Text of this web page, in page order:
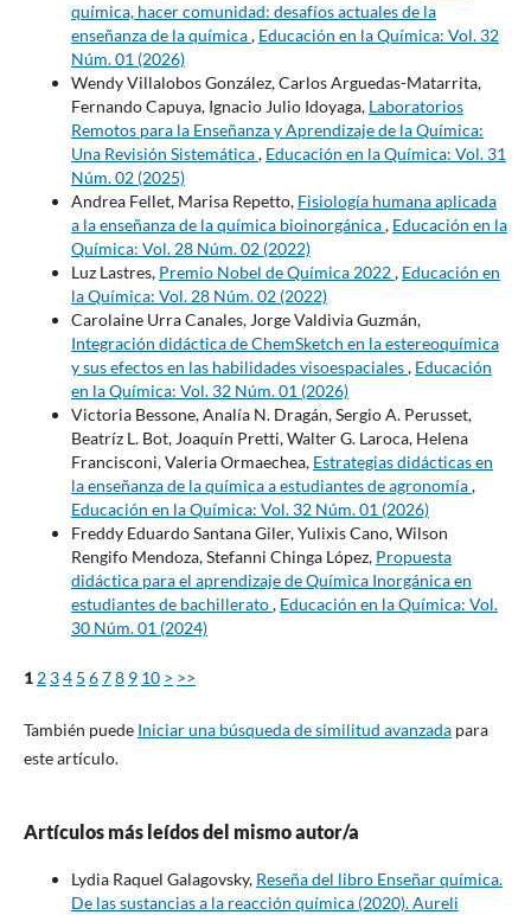
química, hacer comunidad: desafíos actuales de la
enseñanza de la química, Educación en la Química: Vol. 32
Núm. 01 (2026)
Wendy Villalobos González, Carlos Arguedas-Matarrita,
Fernando Capuya, Ignacio Julio Idoyaga, Laboratorios
Remotos para la Enseñanza y Aprendizaje de la Química:
Una Revisión Sistemática, Educación en la Química: Vol. 31
Núm. 02 (2025)
Andrea Fellet, Marisa Repetto, Fisiología humana aplicada
a la enseñanza de la química bioinorgánica, Educación en la
Química: Vol. 28 Núm. 02 (2022)
Luz Lastres, Premio Nobel de Química 2022, Educación en
la Química: Vol. 28 Núm. 02 (2022)
Carolaine Urra Canales, Jorge Valdivia Guzmán,
Integración didáctica de ChemSketch en la estereoquímica
y sus efectos en las habilidades visoespaciales, Educación
en la Química: Vol. 32 Núm. 01 (2026)
Victoria Bessone, Analía N. Dragán, Sergio A. Perusset,
Beatríz L. Bot, Joaquín Pretti, Walter G. Laroca, Helena
Francisconi, Valeria Ormaechea, Estrategias didácticas en
la enseñanza de la química a estudiantes de agronomía,
Educación en la Química: Vol. 32 Núm. 01 (2026)
Freddy Eduardo Santana Giler, Yulixis Cano, Wilson
Rengifo Mendoza, Stefanni Chinga López, Propuesta
didáctica para el aprendizaje de Química Inorgánica en
estudiantes de bachillerato, Educación en la Química: Vol.
30 Núm. 01 (2024)
1 2 34 5 678 9 10 > >>
También puede Iniciar una búsqueda de similitud avanzadapara
este artículo.
Artículos más leídos del mismo autor/a
Lydia Raquel Galagovsky, Reseña del libro Enseñar química.
De las sustancias a la reacción química (2020). Aureli